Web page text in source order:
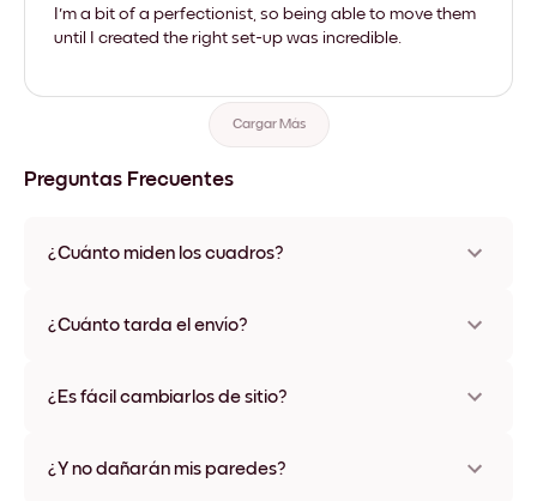
I'm a bit of a perfectionist, so being able to move them
until I created the right set-up was incredible.
Cargar Más
Preguntas Frecuentes
¿Cuánto miden los cuadros?
varios materiales y colores de marco, incluidas opciones sin
¿Cuánto tarda el envío?
disponibles en algunos países. Te enviaremos un número de
¿Es fácil cambiarlos de sitio?
ningún daño
¿Y no dañarán mis paredes?